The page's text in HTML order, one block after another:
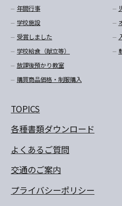
年間行事
学校施設
受賞しました
学校給食（献立等）
放課後預かり教室
購買商品価格・制服購入
TOPICS
各種書類ダウンロード
よくあるご質問
交通のご案内
プライバシーポリシー